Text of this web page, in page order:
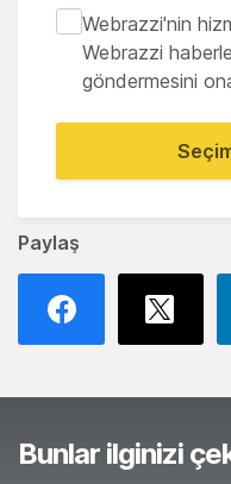
Paylaş
Webrazzi'nin
Webrazzi
göndermesini
Bunlar ilginizi